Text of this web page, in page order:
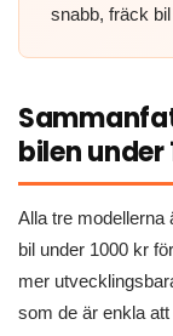
snabb, fräck
bilen under
Alla tre modellerna
bil under 1000 kr
mer
som de är enkla